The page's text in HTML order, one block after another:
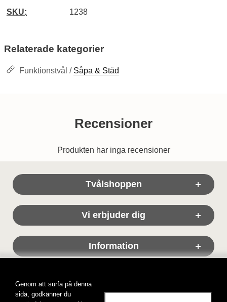
Genom att surfa på denna
sida, godkänner du
SKU: 1238
Relaterade kategorier
Funktionstvål / Såpa & Städ
Recensioner
Produkten har inga recensioner
Sidfot Blandad info och länkar
Tvålshoppen
Vi erbjuder dig
Information